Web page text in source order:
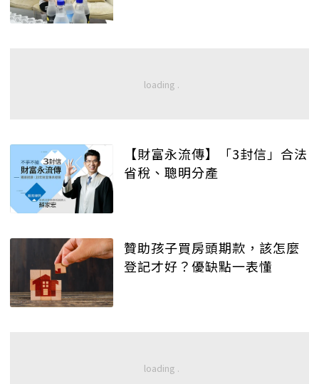
【財富永流傳】「3封信」合法
省稅、聰明分產
贊助孩子買房頭期款，該怎麼
登記才好？優缺點一表懂